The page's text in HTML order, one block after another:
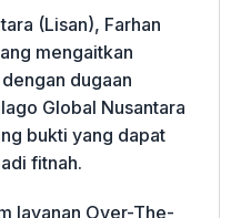
(Lisan), Farhan
mengaitkan
dugaan
Global Nusantara
bukti yang dapat
fitnah.
layanan Over-The-